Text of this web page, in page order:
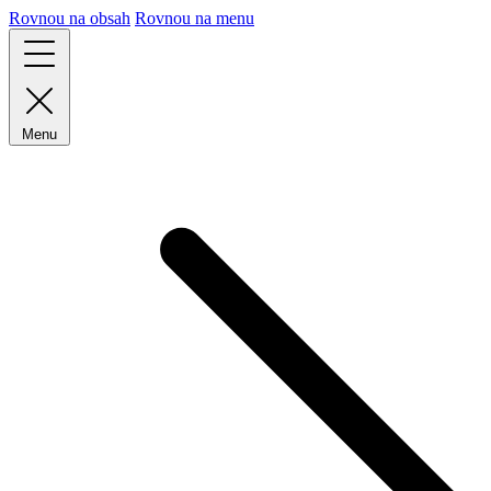
Rovnou na obsah Rovnou na menu
Menu